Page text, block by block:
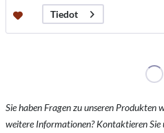
Tiedot
Sie haben Fragen zu unseren Produkten
weitere Informationen? Kontaktieren Sie